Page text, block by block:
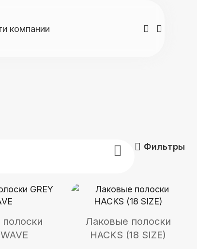
компании
Фильтры
Лаковые полоски
HACKS (18 SIZE)